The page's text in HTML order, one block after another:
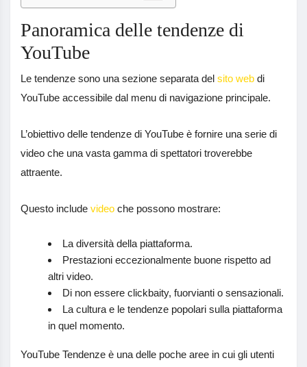
Panoramica delle tendenze di
YouTube
Le tendenze sono una sezione separata del sito web di
YouTube accessibile dal menu di navigazione principale.
L’obiettivo delle tendenze di YouTube è fornire una serie di
video che una vasta gamma di spettatori troverebbe
attraente.
Questo include video che possono mostrare:
La diversità della piattaforma.
Prestazioni eccezionalmente buone rispetto ad
altri video.
Di non essere clickbaity, fuorvianti o sensazionali.
La cultura e le tendenze popolari sulla piattaforma
in quel momento.
YouTube Tendenze è una delle poche aree in cui gli utenti